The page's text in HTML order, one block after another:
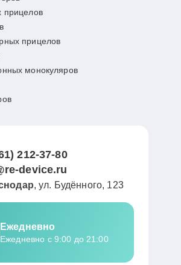
прицелов
прицелов
монокуляров
212-37-80
device.ru
, ул. Будённого, 123
Ежедневно
Ежедневно с 9:00 до 21:00